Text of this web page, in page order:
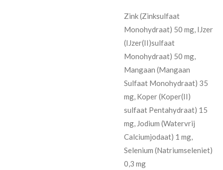
Zink (Zinksulfaat
Monohydraat) 50 mg, IJzer
(IJzer(II)sulfaat
Monohydraat) 50 mg,
Mangaan (Mangaan
Sulfaat Monohydraat) 35
mg, Koper (Koper(II)
sulfaat Pentahydraat) 15
mg, Jodium (Watervrij
Calciumjodaat) 1 mg,
Selenium (Natriumseleniet)
0,3 mg